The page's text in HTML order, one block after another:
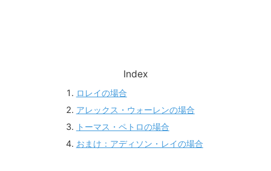
Index
ロレイの場合
アレックス・ウォーレンの場合
トーマス・ペトロの場合
おまけ：アディソン・レイの場合